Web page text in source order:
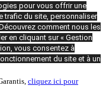
pour vous offrir une
trafic du site, personnaliser
comment nous les
en cliquant sur « Gestion
vous consentez à
du site et à un
cliquez ici pour